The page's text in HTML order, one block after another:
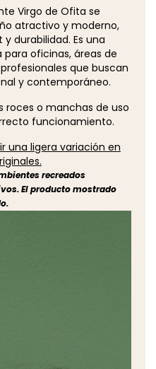
Virgo de Ofita se
atractivo y moderno,
durabilidad. Es una
oficinas, áreas de
que buscan
y contemporáneo.
roces o manchas de uso
funcionamiento.
una ligera variación en
recreados
El producto mostrado